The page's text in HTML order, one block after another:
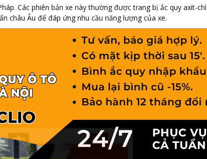
Các phiên bản xe này thường được trang bị ắc quy axit-
châu Âu để đáp ứng nhu cầu năng lượng của xe.